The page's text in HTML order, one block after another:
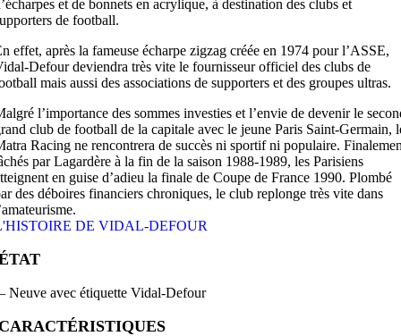
et de bonnets en acrylique, à destination des clubs et
de football.
effet, après la fameuse écharpe zigzag créée en 1974 pour l’ASSE,
Defour deviendra très vite le fournisseur officiel des clubs de
mais aussi des associations de supporters et des groupes ultras.
l’importance des sommes investies et l’envie de devenir le
club de football de la capitale avec le jeune Paris Saint-Germain,
Racing ne rencontrera de succès ni sportif ni populaire.
par Lagardère à la fin de la saison 1988-1989, les Parisiens
en guise d’adieu la finale de Coupe de France 1990. Plombé
des déboires financiers chroniques, le club replonge très vite dans
DE VIDAL-DEFOUR
Neuve avec étiquette Vidal-Defour